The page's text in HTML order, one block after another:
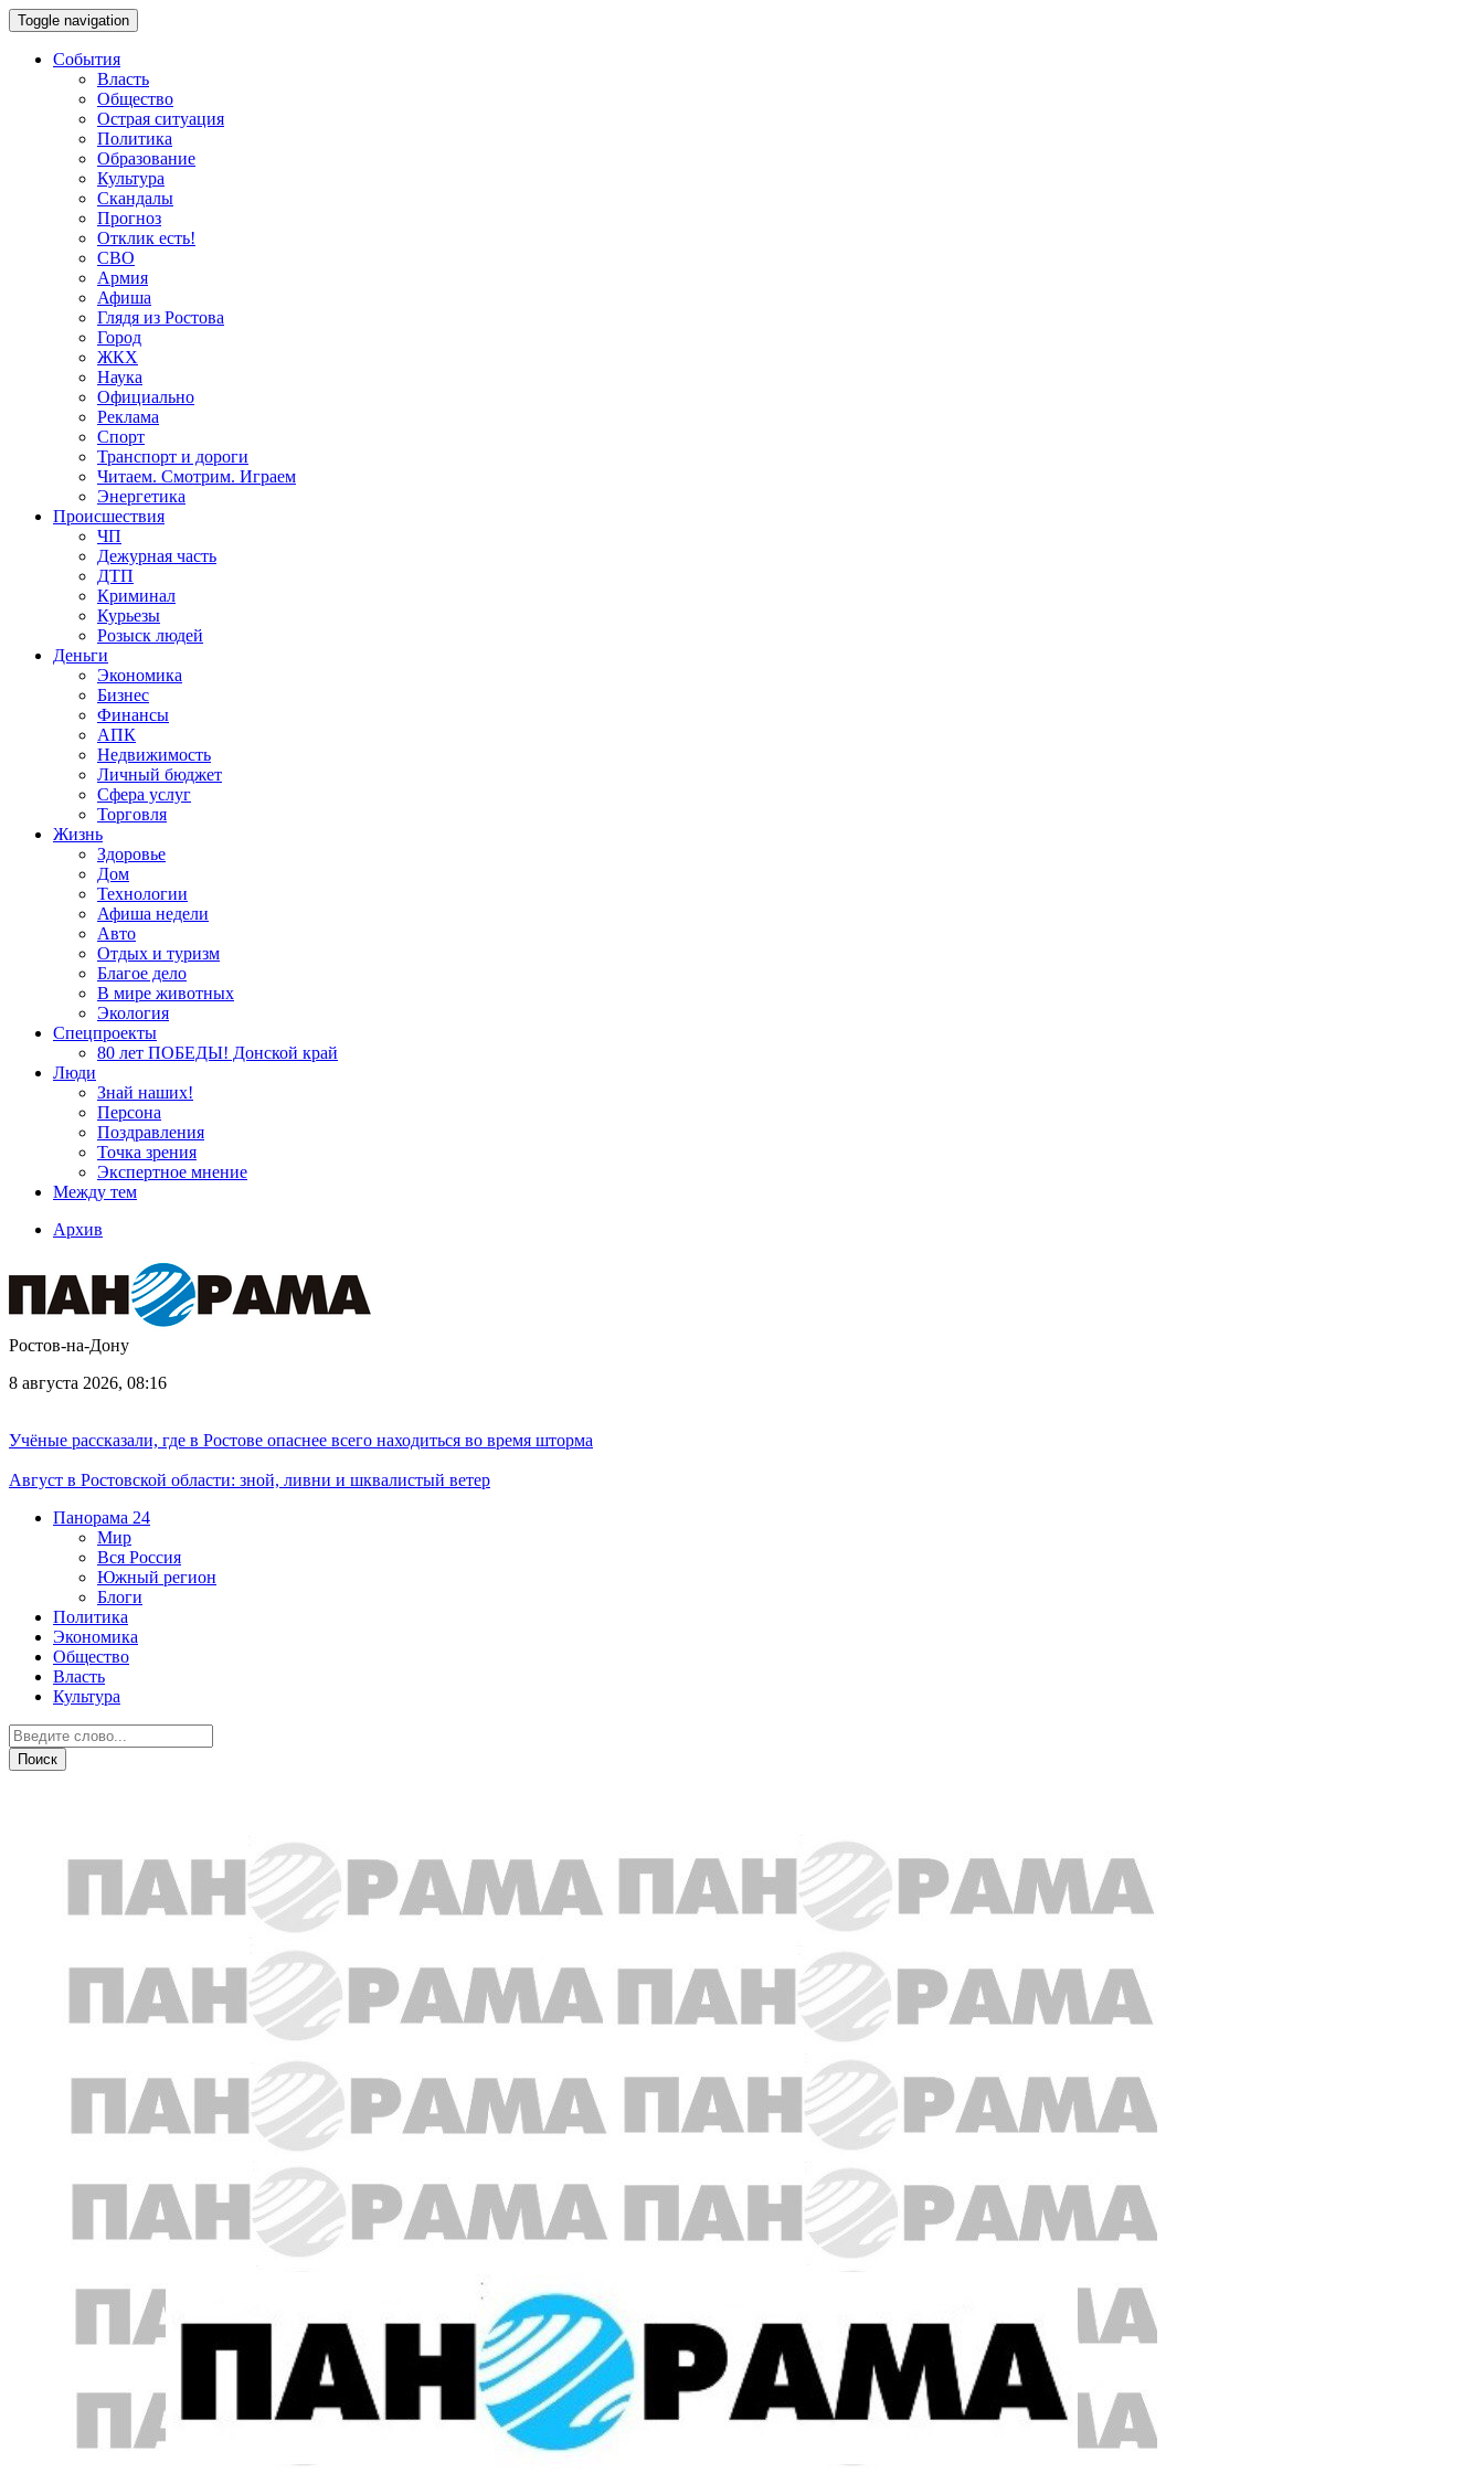
Toggle navigation
События
Власть
Общество
Острая ситуация
Политика
Образование
Культура
Скандалы
Прогноз
Отклик есть!
СВО
Армия
Афиша
Глядя из Ростова
Город
ЖКХ
Наука
Официально
Реклама
Спорт
Транспорт и дороги
Читаем. Смотрим. Играем
Энергетика
Происшествия
ЧП
Дежурная часть
ДТП
Криминал
Курьезы
Розыск людей
Деньги
Экономика
Бизнес
Финансы
АПК
Недвижимость
Личный бюджет
Сфера услуг
Торговля
Жизнь
Здоровье
Дом
Технологии
Афиша недели
Авто
Отдых и туризм
Благое дело
В мире животных
Экология
Спецпроекты
80 лет ПОБЕДЫ! Донской край
Люди
Знай наших!
Персона
Поздравления
Точка зрения
Экспертное мнение
Между тем
Архив
Ростов-на-Дону
8 августа 2026, 08:16
Учёные рассказали, где в Ростове опаснее всего находиться во время шторма
Август в Ростовской области: зной, ливни и шквалистый ветер
Панорама 24
Мир
Вся Россия
Южный регион
Блоги
Политика
Экономика
Общество
Власть
Культура